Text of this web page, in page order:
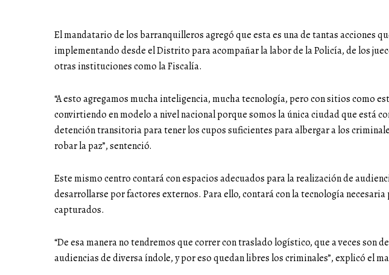
El mandatario de los barranquilleros agregó que esta es una de tantas acciones
implementando desde el Distrito para acompañar la labor de la Policía, de los
otras instituciones como la Fiscalía.
“A esto agregamos mucha inteligencia, mucha tecnología, pero con sitios como
convirtiendo en modelo a nivel nacional porque somos la única ciudad que está
detención transitoria para tener los cupos suficientes para albergar a los
robar la paz”, sentenció.
Este mismo centro contará con espacios adecuados para la realización de
desarrollarse por factores externos. Para ello, contará con la tecnología
capturados.
“De esa manera no tendremos que correr con traslado logístico, que a veces son
audiencias de diversa índole, y por eso quedan libres los criminales”, explicó el